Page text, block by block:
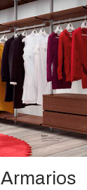
Armarios